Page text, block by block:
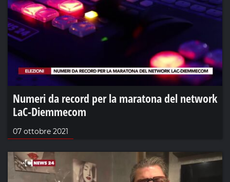
Numeri da record per la maratona del network
LaC-Diemmecom
07 ottobre 2021